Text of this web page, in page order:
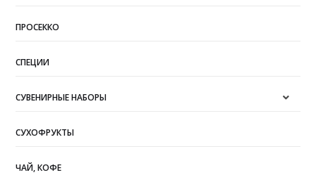
ПРОСЕККО
СПЕЦИИ
СУВЕНИРНЫЕ НАБОРЫ
СУХОФРУКТЫ
ЧАЙ, КОФЕ